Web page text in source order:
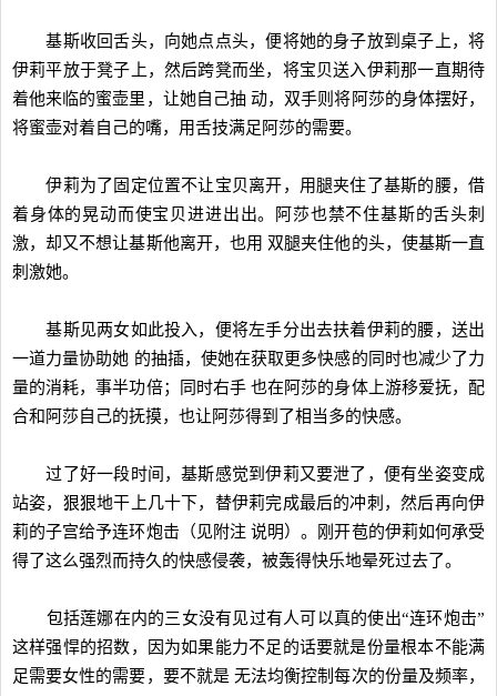
基斯收回舌头，向她点点头，便将她的身子放到桌子上，将
伊莉平放于凳子上，然后跨凳而坐，将宝贝送入伊莉那一直期待
着他来临的蜜壶里，让她自己抽 动，双手则将阿莎的身体摆好，
将蜜壶对着自己的嘴，用舌技满足阿莎的需要。
伊莉为了固定位置不让宝贝离开，用腿夹住了基斯的腰，借
着身体的晃动而使宝贝进进出出。阿莎也禁不住基斯的舌头刺
激，却又不想让基斯他离开，也用 双腿夹住他的头，使基斯一直
刺激她。
基斯见两女如此投入，便将左手分出去扶着伊莉的腰，送出
一道力量协助她 的抽插，使她在获取更多快感的同时也减少了力
量的消耗，事半功倍；同时右手 也在阿莎的身体上游移爱抚，配
合和阿莎自己的抚摸，也让阿莎得到了相当多的快感。
过了好一段时间，基斯感觉到伊莉又要泄了，便有坐姿变成
站姿，狠狠地干上几十下，替伊莉完成最后的冲刺，然后再向伊
莉的子宫给予连环炮击（见附注 说明）。刚开苞的伊莉如何承受
得了这么强烈而持久的快感侵袭，被轰得快乐地晕死过去了。
包括莲娜在内的三女没有见过有人可以真的使出“连环炮击”
这样强悍的招数，因为如果能力不足的话要就是份量根本不能满
足需要女性的需要，要不就是 无法均衡控制每次的份量及频率，